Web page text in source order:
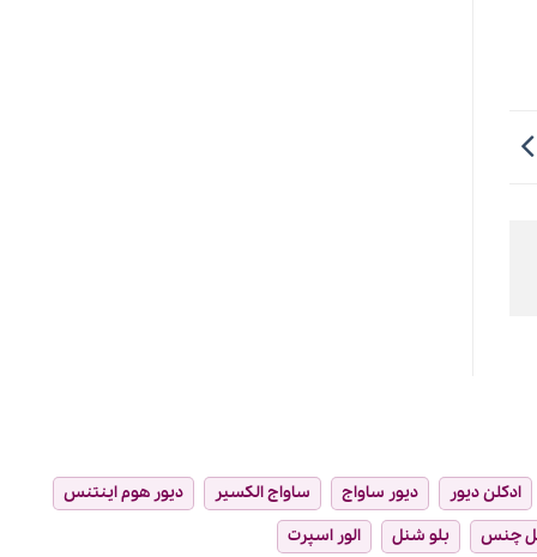
ادکلن دیور دیور ساواج ساواج الکسیر
دیور هوم اینتنس
چنس بلو شنل الور اسپرت